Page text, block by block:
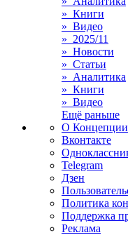
» Книги
» Видео
» 2025/11
» Новости
» Статьи
» Аналитика
» Книги
» Видео
Ещё раньше
О Концепции
Вконтакте
Telegram
Дзен
Политика
Поддержка
Реклама